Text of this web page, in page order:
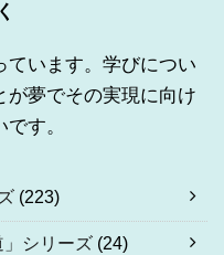
ています。学びについ
が夢でその実現に向け
す。
(223)
シリーズ (24)